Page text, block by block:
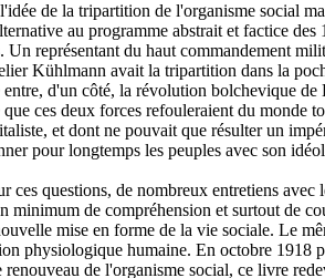
de la tripartition de l'organisme social
au programme abstrait et factice
représentant du haut commandement
Kühlmann avait la tripartition dans la
d'un côté, la révolution bolchevique de
ces deux forces refouleraient du monde
et dont ne pouvait que résulter un
pour longtemps les peuples avec son
questions, de nombreux entretiens avec
de compréhension et surtout de
mise en forme de la vie sociale. Le
physiologique humaine. En octobre 1918
de l'organisme social, ce livre